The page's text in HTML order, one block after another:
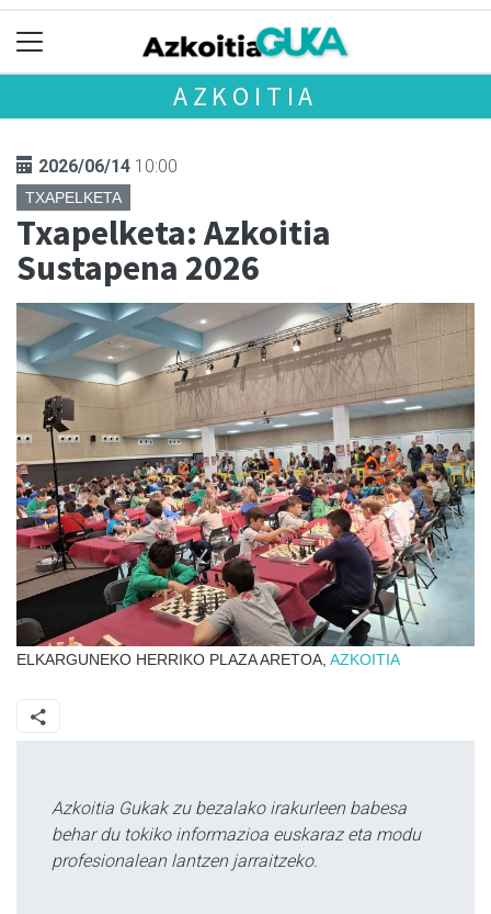
AZKOITIA
2026/06/14 10:00
TXAPELKETA
Txapelketa: Azkoitia
Sustapena 2026
ELKARGUNEKO HERRIKO PLAZA ARETOA, AZKOITIA
Azkoitia Gukak zu bezalako irakurleen babesa
behar du tokiko informazioa euskaraz eta modu
profesionalean lantzen jarraitzeko.